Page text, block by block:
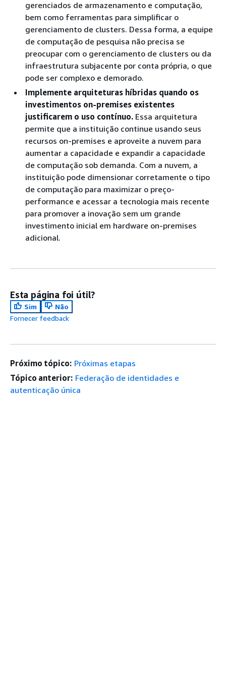
gerenciados de armazenamento e computação,
bem como ferramentas para simplificar o
gerenciamento de clusters. Dessa forma, a equipe
de computação de pesquisa não precisa se
preocupar com o gerenciamento de clusters ou da
infraestrutura subjacente por conta própria, o que
pode ser complexo e demorado.
Implemente arquiteturas híbridas quando os
investimentos on-premises existentes
justificarem o uso contínuo. Essa arquitetura
permite que a instituição continue usando seus
recursos on-premises e aproveite a nuvem para
aumentar a capacidade e expandir a capacidade
de computação sob demanda. Com a nuvem, a
instituição pode dimensionar corretamente o tipo
de computação para maximizar o preço-
performance e acessar a tecnologia mais recente
para promover a inovação sem um grande
investimento inicial em hardware on-premises
adicional.
Esta página foi útil?
Sim
Não
Fornecer feedback
Próximo tópico: Próximas etapas
Tópico anterior: Federação de identidades e
autenticação única